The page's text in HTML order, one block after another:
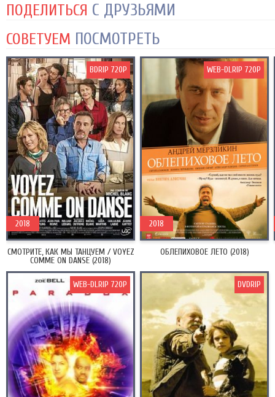
ПОДЕЛИТЬСЯ С ДРУЗЬЯМИ
СОВЕТУЕМ ПОСМОТРЕТЬ
СМОТРИТЕ, КАК МЫ ТАНЦУЕМ / VOYEZ
COMME ON DANSE (2018)
2018
BDRIP 720P
ОБЛЕПИХОВОЕ ЛЕТО (2018)
2018
WEB-DLRIP 720P
WEB-DLRIP 720P DVDRIP